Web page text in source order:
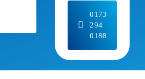
0173
294
0188